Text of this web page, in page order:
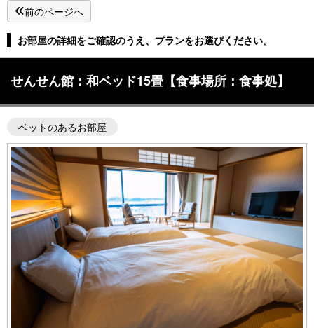
前のページへ
お部屋の詳細をご確認のうえ、プランをお選びください。
せんせん館：和ベッド15畳【食事場所：食事処】
ベットのあるお部屋